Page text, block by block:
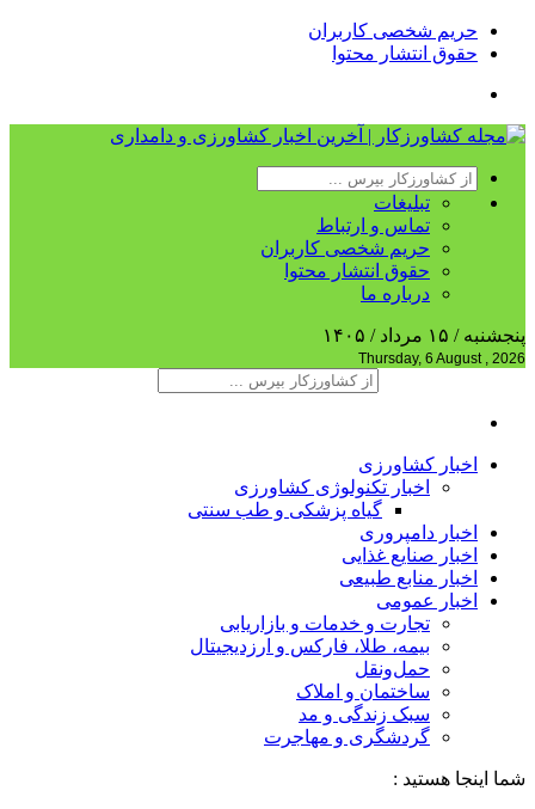
حریم شخصی کاربران
حقوق انتشار محتوا
تبلیغات
تماس و ارتباط
حریم شخصی کاربران
حقوق انتشار محتوا
درباره ما
پنجشنبه / ۱۵ مرداد / ۱۴۰۵
Thursday, 6 August , 2026
اخبار کشاورزی
اخبار تکنولوژی کشاورزی
گیاه پزشکی و طب سنتی
اخبار دامپروری
اخبار صنایع غذایی
اخبار منابع طبیعی
اخبار عمومی
تجارت و خدمات و بازاریابی
بیمه، طلا، فارکس و ارزدیجیتال
حمل‌و‌نقل
ساختمان و املاک
سبک زندگی و مد
گردشگری و مهاجرت
شما اینجا هستید :